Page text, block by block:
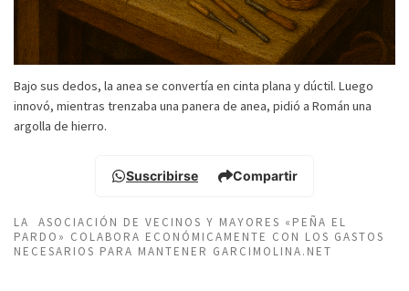
Bajo sus dedos, la anea se convertía en cinta plana y dúctil. Luego
innovó, mientras trenzaba una panera de anea, pidió a Román una
argolla de hierro.
Suscribirse Compartir
LA ASOCIACIÓN DE VECINOS Y MAYORES «PEÑA EL
PARDO» COLABORA ECONÓMICAMENTE CON LOS GASTOS
NECESARIOS PARA MANTENER GARCIMOLINA.NET